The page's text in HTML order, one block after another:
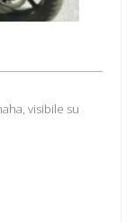
visibile su